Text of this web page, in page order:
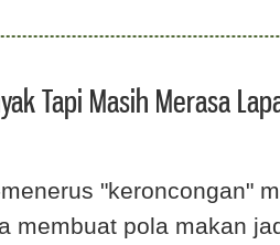
Tapi Masih Merasa
"keroncongan"
membuat pola makan